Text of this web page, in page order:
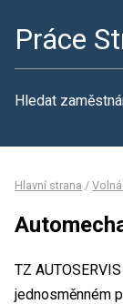
Práce
Hledat
Hlavní strana /
TZ
jednosměnném